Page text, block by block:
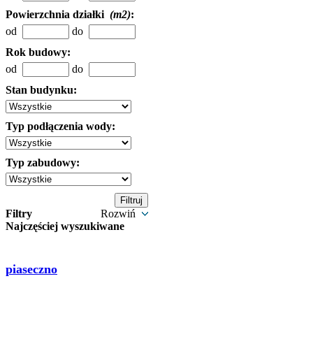
Powierzchnia działki (m2):
od
do
Rok budowy:
od
do
Stan budynku:
Typ podłączenia wody:
Typ zabudowy:
Filtry
Rozwiń
Najczęściej wyszukiwane
piaseczno